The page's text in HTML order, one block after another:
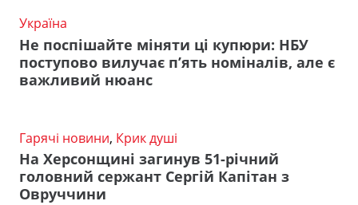
Україна
Не поспішайте міняти ці купюри: НБУ
поступово вилучає п’ять номіналів, але є
важливий нюанс
Гарячі новини, Крик душі
На Херсонщині загинув 51-річний
головний сержант Сергій Капітан з
Овруччини